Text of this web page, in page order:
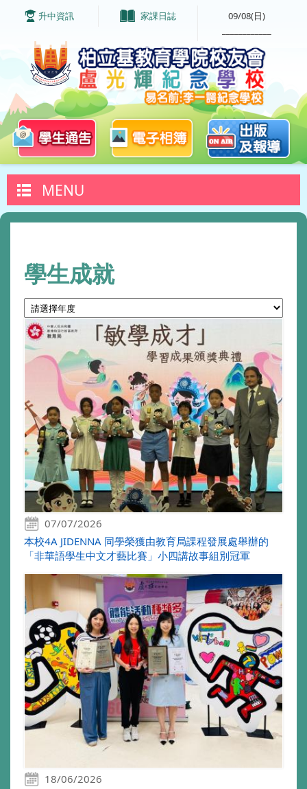
升中資訊 家課日誌
09/08(日)
MENU
學生成就
07/07/2026
本校4A JIDENNA 同學榮獲由教育局課程發展處舉辦的
「非華語學生中文才藝比賽」小四講故事組別冠軍
18/06/2026